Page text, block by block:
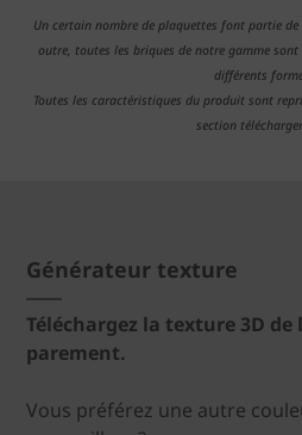
Un certain nombre de plaquettes font partie de
outre, toutes les briques de notre gamme
différents
Toutes les caractéristiques du produit sont
section
Générateur texture
Téléchargez la texture 3D de
parement.
Vous préférez une autre